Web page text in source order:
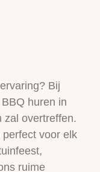
Bij
huren in
zal overtreffen.
voor elk
ruime